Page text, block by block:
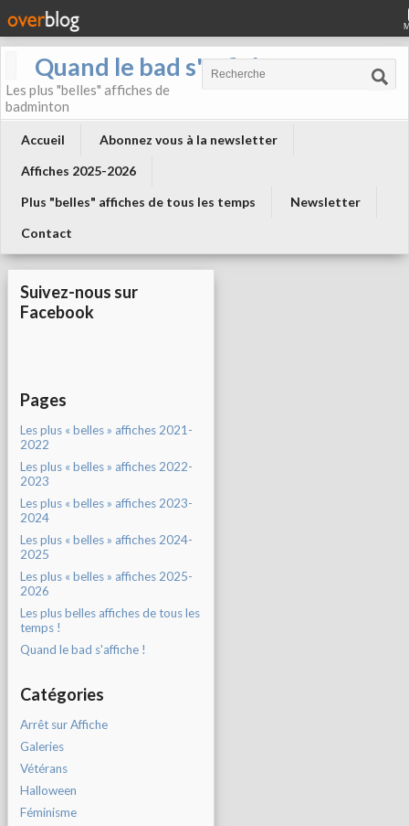
Quand le bad s'affiche !
Les plus "belles" affiches de
badminton
Accueil
Abonnez vous à la newsletter
Affiches 2025-2026
Plus "belles" affiches de tous les temps
Newsletter
Contact
Suivez-nous sur
Facebook
Pages
Les plus « belles » affiches 2021-
2022
Les plus « belles » affiches 2022-
2023
Les plus « belles » affiches 2023-
2024
Les plus « belles » affiches 2024-
2025
Les plus « belles » affiches 2025-
2026
Les plus belles affiches de tous les
temps !
Quand le bad s'affiche !
Catégories
Arrêt sur Affiche
Galeries
Vétérans
Halloween
Féminisme